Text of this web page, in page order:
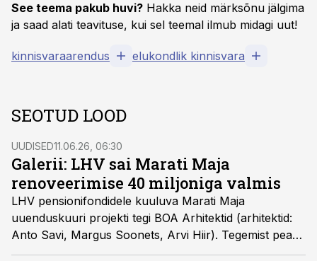
See teema pakub huvi? Hakka neid märksõnu jälgima
ja saad alati teavituse, kui sel teemal ilmub midagi uut!
kinnisvaraarendus elukondlik kinnisvara
SEOTUD LOOD
UUDISED11.06.26, 06:30
Galerii: LHV sai Marati Maja
renoveerimise 40 miljoniga valmis
LHV pensionifondidele kuuluva Marati Maja
uuenduskuuri projekti tegi BOA Arhitektid (arhitektid:
Anto Savi, Margus Soonets, Arvi Hiir). Tegemist peaks
olema Eesti pensionifondide ajaloo suurima kinnisvara